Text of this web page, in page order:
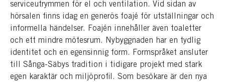
serviceutrymmen för el och ventilation. Vid sidan av
hörsalen finns idag en generös foajé för utställningar och
informella händelser. Foajén innehåller även toaletter
och ett mindre mötesrum. Nybyggnaden har en tydlig
identitet och en egensinnig form. Formspråket ansluter
till Sånga-Säbys tradition i tidigare projekt med stark
egen karaktär och miljöprofil. Som besökare är den nya